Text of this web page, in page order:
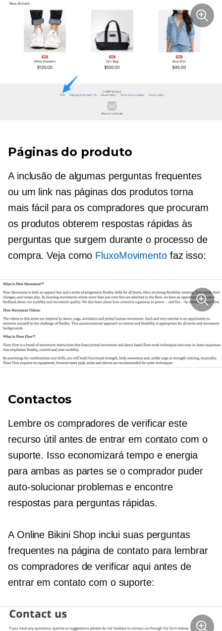
Páginas do produto
A inclusão de algumas perguntas frequentes
ou um link nas páginas dos produtos torna
mais fácil para os compradores que procuram
os produtos obterem respostas rápidas às
perguntas que surgem durante o processo de
compra. Veja como FluxoMovimentofaz isso:
Contactos
Lembre os compradores de verificar este
recurso útil antes de entrar em contato com o
suporte. Isso economizará tempo e energia
para ambas as partes se o comprador puder
auto-solucionar problemase encontre
respostas para perguntas rápidas.
A Online Bikini Shop inclui suas perguntas
frequentes na página de contato para lembrar
os compradores de verificar aqui antes de
entrar em contato com o suporte: